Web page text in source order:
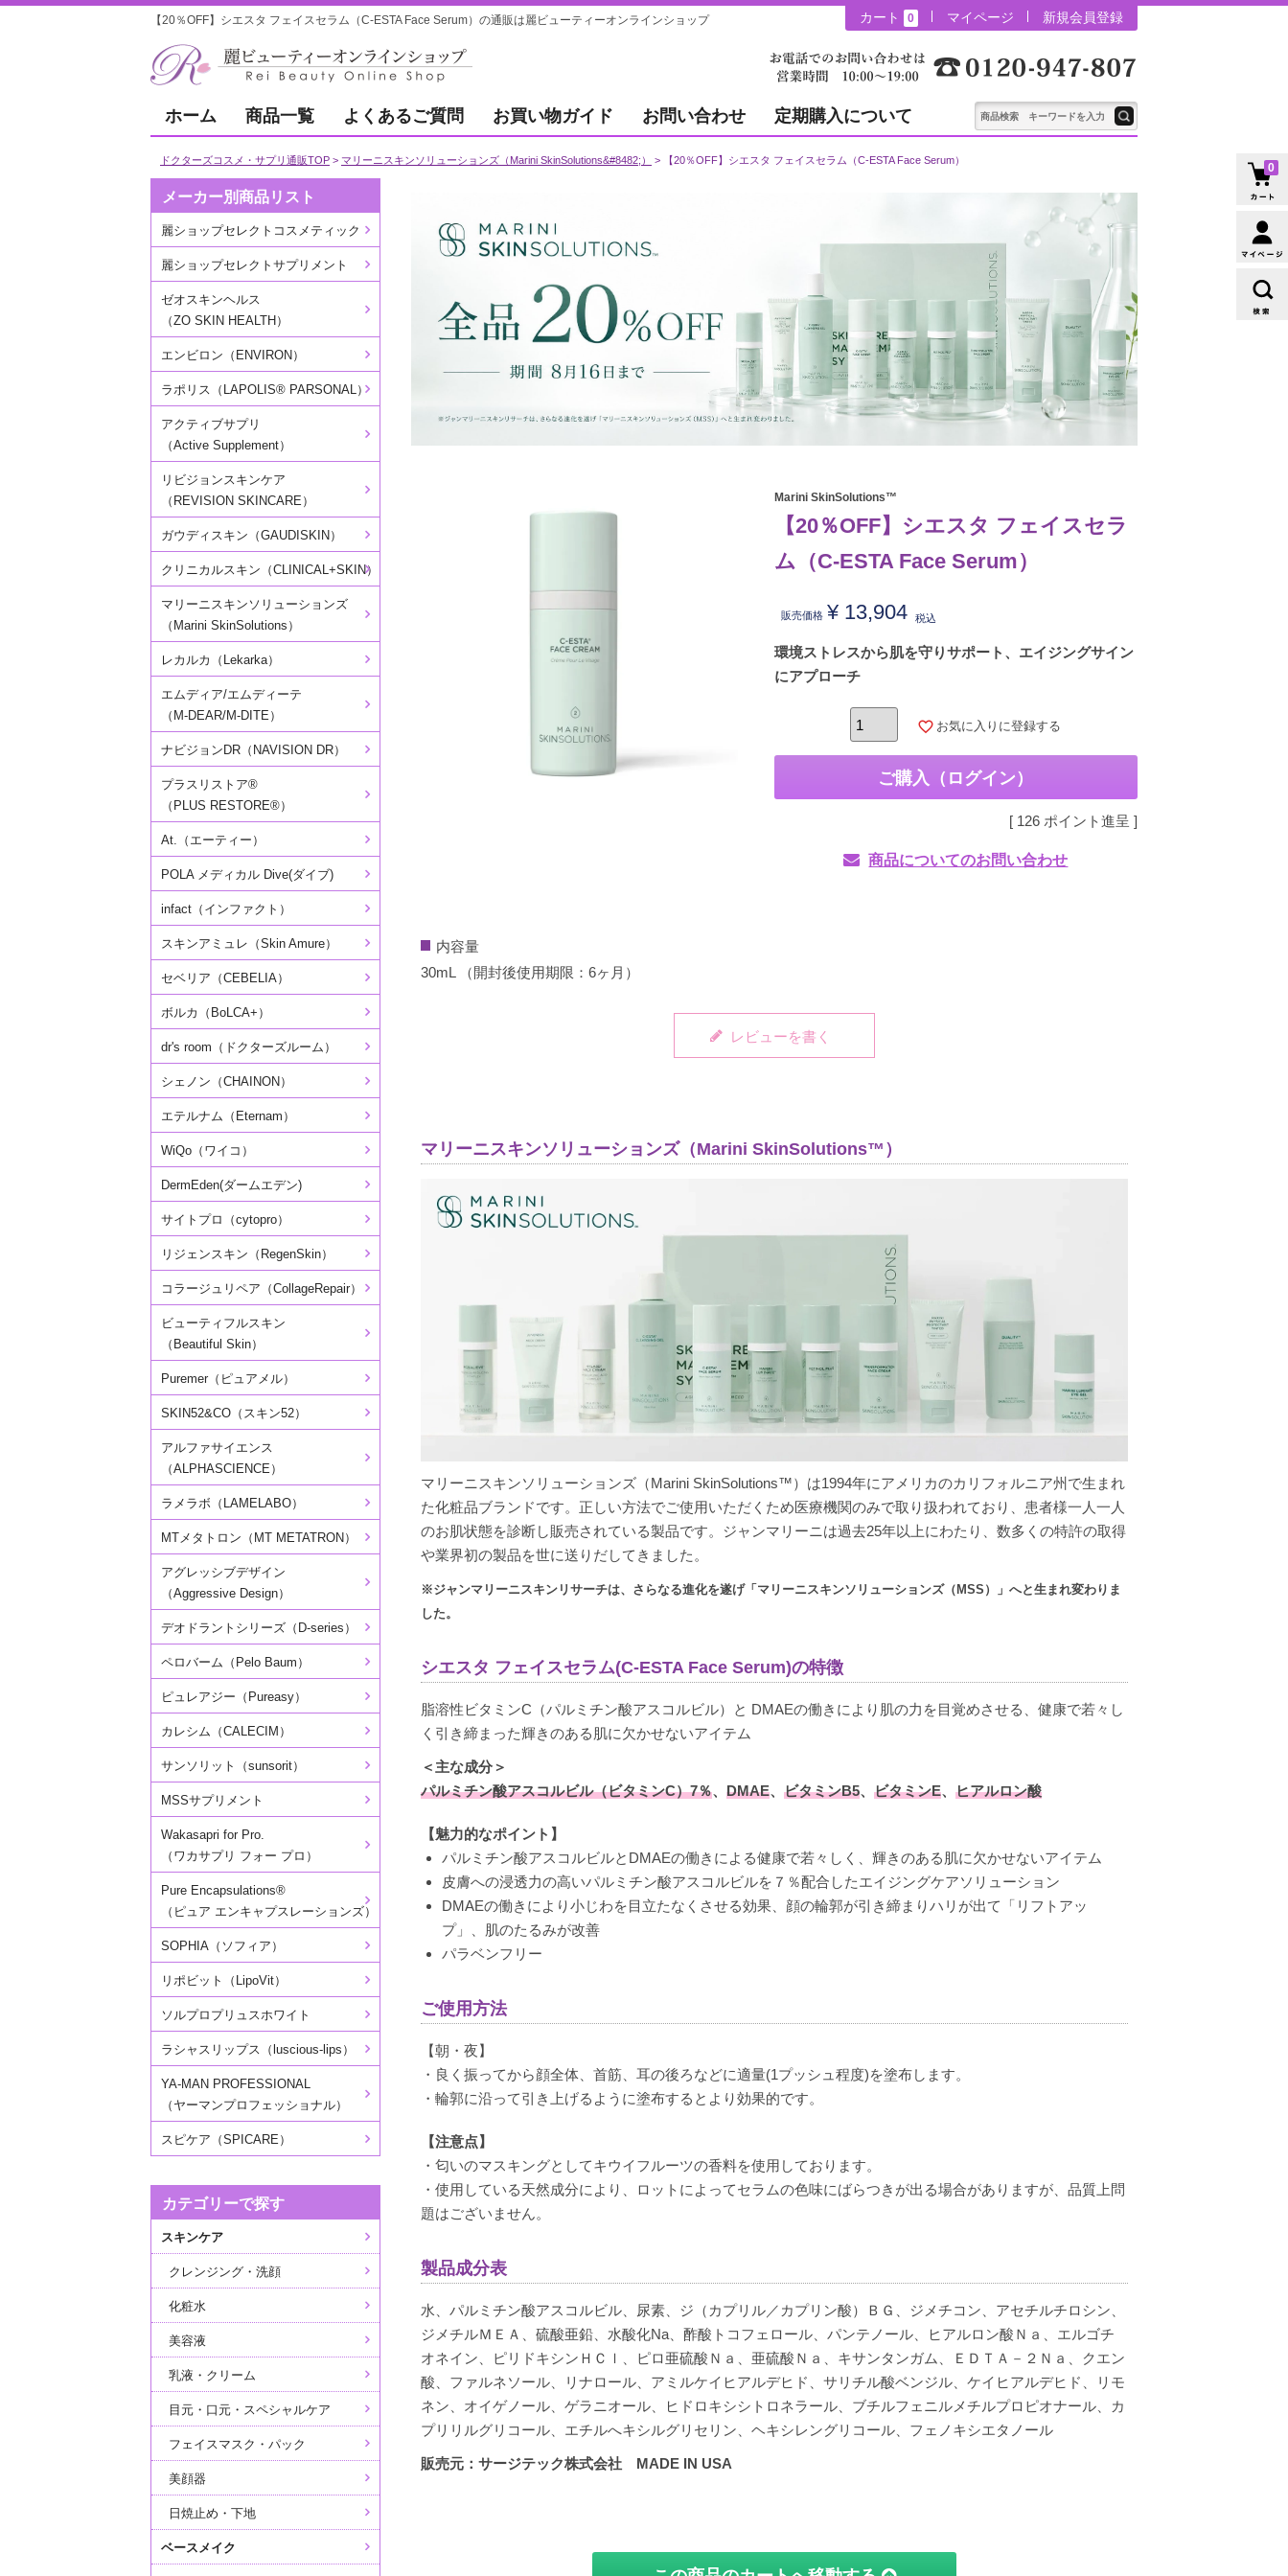
【20％OFF】シエスタ フェイスセラム（C-ESTA Face Serum）の通販は麗ビューティーオンラインショップ カート 0 マイページ 新規会員登録
ホーム 商品一覧 よくあるご質問 お買い物ガイド お問い合わせ 定期購入について
ドクターズコスメ・サプリ通販TOP マリーニスキンソリューションズ（Marini SkinSolutions&#8482;） 【20％OFF】シエスタ フェイスセラム（C-ESTA Face Serum）
Marini SkinSolutions™
【20％OFF】シエスタ フェイスセラ
ム（C-ESTA Face Serum）
販売価格 ¥ 13,904 税込
環境ストレスから肌を守りサポート、エイジングサイン
にアプローチ
お気に入りに登録する
ご購入（ログイン）
[ 126 ポイント進呈 ]
商品についてのお問い合わせ
内容量
30mL （開封後使用期限：6ヶ月）
レビューを書く
マリーニスキンソリューションズ（Marini SkinSolutions™）
マリーニスキンソリューションズ（Marini SkinSolutions™）は1994年にアメリカのカリフォルニア州で生まれ
た化粧品ブランドです。正しい方法でご使用いただくため医療機関のみで取り扱われており、患者様一人一人
のお肌状態を診断し販売されている製品です。ジャンマリーニは過去25年以上にわたり、数多くの特許の取得
や業界初の製品を世に送りだしてきました。
※ジャンマリーニスキンリサーチは、さらなる進化を遂げ「マリーニスキンソリューションズ（MSS）」へと生まれ変わりま
した。
シエスタ フェイスセラム(C-ESTA Face Serum)の特徴
脂溶性ビタミンC（パルミチン酸アスコルビル）と DMAEの働きにより肌の力を目覚めさせる、健康で若々し
く引き締まった輝きのある肌に欠かせないアイテム
＜主な成分＞
パルミチン酸アスコルビル（ビタミンC）7％、 DMAE、 ビタミンB5、 ビタミンE、 ヒアルロン酸
【魅力的なポイント】
パルミチン酸アスコルビルとDMAEの働きによる健康で若々しく、輝きのある肌に欠かせないアイテム
皮膚への浸透力の高いパルミチン酸アスコルビルを７％配合したエイジングケアソリューション
DMAEの働きにより小じわを目立たなくさせる効果、顔の輪郭が引き締まりハリが出て「リフトアッ
プ」、肌のたるみが改善
パラベンフリー
ご使用方法
【朝・夜】
・良く振ってから顔全体、首筋、耳の後ろなどに適量(1プッシュ程度)を塗布します。
・輪郭に沿って引き上げるように塗布するとより効果的です。
【注意点】
・匂いのマスキングとしてキウイフルーツの香料を使用しております。
・使用している天然成分により、ロットによってセラムの色味にばらつきが出る場合がありますが、品質上問
題はございません。
製品成分表
水、パルミチン酸アスコルビル、尿素、ジ（カプリル／カプリン酸）ＢＧ、ジメチコン、アセチルチロシン、
ジメチルＭＥＡ、硫酸亜鉛、水酸化Na、酢酸トコフェロール、パンテノール、ヒアルロン酸Ｎａ、エルゴチ
オネイン、ピリドキシンＨＣｌ、ピロ亜硫酸Ｎａ、亜硫酸Ｎａ、キサンタンガム、ＥＤＴＡ－２Ｎａ、クエン
酸、ファルネソール、リナロール、アミルケイヒアルデヒド、サリチル酸ベンジル、ケイヒアルデヒド、リモ
ネン、オイゲノール、ゲラニオール、ヒドロキシシトロネラール、ブチルフェニルメチルプロピオナール、カ
プリリルグリコール、エチルへキシルグリセリン、ヘキシレングリコール、フェノキシエタノール
販売元：サージテック株式会社 MADE IN USA
0
メーカー別商品リスト
麗ショップセレクトコスメティック
麗ショップセレクトサプリメント
ゼオスキンヘルス
（ZO SKIN HEALTH）
エンビロン（ENVIRON）
ラポリス（LAPOLIS® PARSONAL）
アクティブサプリ
（Active Supplement）
リビジョンスキンケア
（REVISION SKINCARE）
ガウディスキン（GAUDISKIN）
クリニカルスキン（CLINICAL+SKIN）
マリーニスキンソリューションズ
（Marini SkinSolutions）
レカルカ（Lekarka）
エムディア/エムディーテ
（M-DEAR/M-DITE）
ナビジョンDR（NAVISION DR）
プラスリストア®
（PLUS RESTORE®）
At.（エーティー）
POLA メディカル Dive(ダイブ)
infact（インファクト）
スキンアミュレ（Skin Amure）
セベリア（CEBELIA）
ボルカ（BoLCA+）
dr's room（ドクターズルーム）
シェノン（CHAINON）
エテルナム（Eternam）
WiQo（ワイコ）
DermEden(ダームエデン)
サイトプロ（cytopro）
リジェンスキン（RegenSkin）
コラージュリペア（CollageRepair）
ビューティフルスキン
（Beautiful Skin）
Puremer（ピュアメル）
SKIN52&CO（スキン52）
アルファサイエンス
（ALPHASCIENCE）
ラメラボ（LAMELABO）
MTメタトロン（MT METATRON）
アグレッシブデザイン
（Aggressive Design）
デオドラントシリーズ（D-series）
ペロバーム（Pelo Baum）
ピュレアジー（Pureasy）
カレシム（CALECIM）
サンソリット（sunsorit）
MSSサプリメント
Wakasapri for Pro.
（ワカサプリ フォー プロ）
Pure Encapsulations®
（ピュア エンキャプスレーションズ）
SOPHIA（ソフィア）
リポビット（LipoVit）
ソルプロプリュスホワイト
ラシャスリップス（luscious-lips）
YA-MAN PROFESSIONAL
（ヤーマンプロフェッショナル）
スピケア（SPICARE）
カテゴリーで探す
スキンケア
クレンジング・洗顔
化粧水
美容液
乳液・クリーム
目元・口元・スペシャルケア
フェイスマスク・パック
美顔器
日焼止め・下地
ベースメイク